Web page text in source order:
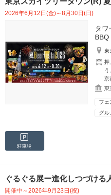
2026年6月12日(金)～8月30日(日)
タワ
BBQ
東
押
京
東
フェ
グル
駐車場
ぐるぐる展ー進化しつづける
開催中～2026年9月23日(祝)